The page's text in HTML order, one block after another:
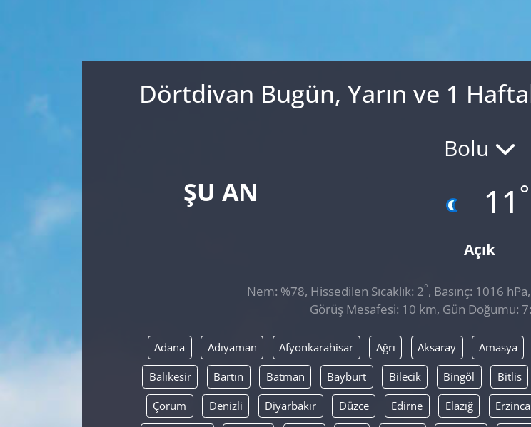
Dörtdivan Bugün, Yarın ve 1
ŞU AN
Bolu
11 °
Açık
Nem: %78, Hissedilen Sıcaklık: 2°, Basınç: 1016
Görüş Mesafesi: 10 km, Gün Doğumu:
Adana Adıyaman Afyonkarahisar Ağrı Aksaray Amasya
Balıkesir Bartın Batman Bayburt Bilecik Bingöl Bitlis
Çorum Denizli Diyarbakır Düzce Edirne Elazığ